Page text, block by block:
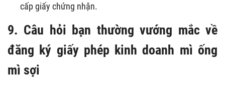
cấp giấy chứng nhận.
9. Câu hỏi bạn thường vướng mắc về
đăng ký giấy phép kinh doanh mì ống
mì sợi